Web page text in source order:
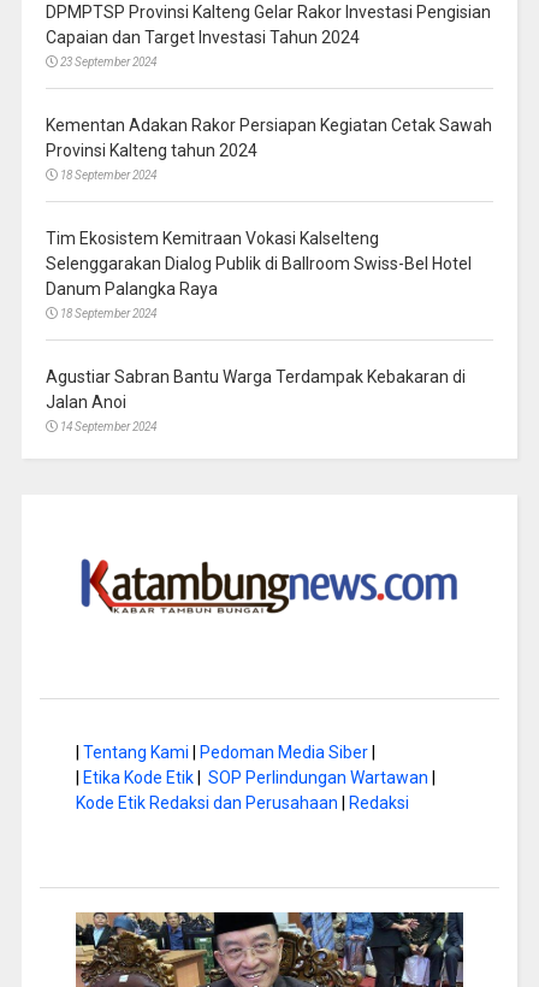
DPMPTSP Provinsi Kalteng Gelar Rakor Investasi Pengisian
Capaian dan Target Investasi Tahun 2024
23 September 2024
Kementan Adakan Rakor Persiapan Kegiatan Cetak Sawah
Provinsi Kalteng tahun 2024
18 September 2024
Tim Ekosistem Kemitraan Vokasi Kalselteng
Selenggarakan Dialog Publik di Ballroom Swiss-Bel Hotel
Danum Palangka Raya
18 September 2024
Agustiar Sabran Bantu Warga Terdampak Kebakaran di
Jalan Anoi
14 September 2024
Tentang Kami Pedoman Media Siber|
Etika Kode Etik| SOP Perlindungan Wartawan
Kode Etik Redaksi dan Perusahaan
Redaksi